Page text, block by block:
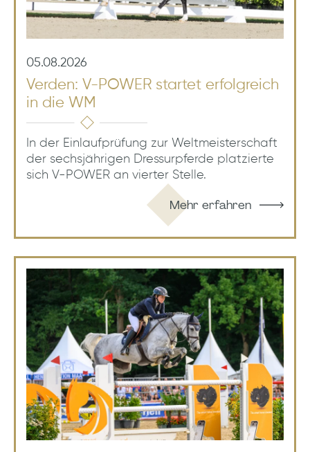
05.08.2026
Verden: V-POWER startet erfolgreich
in die WM
In der Einlaufprüfung zur Weltmeisterschaft
der sechsjährigen Dressurpferde platzierte
sich V-POWER an vierter Stelle.
Mehr erfahren